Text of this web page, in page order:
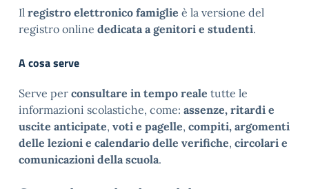
Il registro elettronico famiglie è la versione del
registro online dedicata a genitori e studenti.
A cosa serve
Serve per consultare in tempo reale tutte le
informazioni scolastiche, come: assenze, ritardi e
uscite anticipate, voti e pagelle, compiti, argomenti
delle lezioni e calendario delle verifiche, circolari e
comunicazioni della scuola.